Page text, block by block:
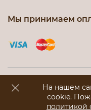
Мы принимаем
Интернет-магазин
На нашем
cookie.
политикой